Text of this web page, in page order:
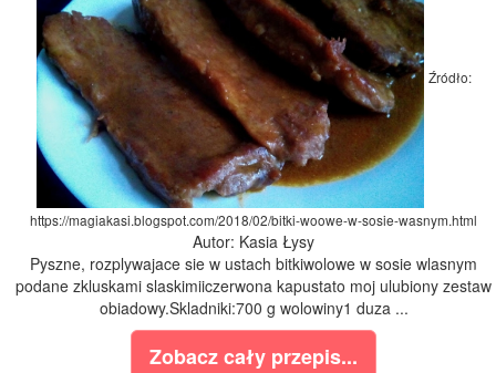
Źródło:
https://magiakasi.blogspot.com/2018/02/bitki-woowe-w-sosie-wasnym.html
Autor: Kasia Łysy
Pyszne, rozplywajace sie w ustach bitkiwolowe w sosie wlasnym
podane zkluskami slaskimiiczerwona kapustato moj ulubiony zestaw
obiadowy.Skladniki:700 g wolowiny1 duza ...
Zobacz cały przepis...